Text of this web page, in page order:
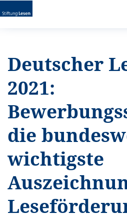
Deutscher
2021:
die
wichtigste